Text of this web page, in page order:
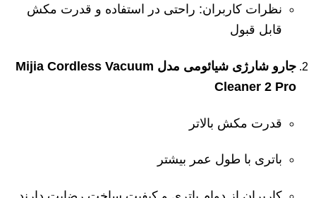
نظرات کاربران: راحتی در استفاده و قدرت مکش
قابل قبول
جارو شارژی شیائومی مدل Mijia Cordless Vacuum
Cleaner 2 Pro
قدرت مکش بالاتر
باتری با طول عمر بیشتر